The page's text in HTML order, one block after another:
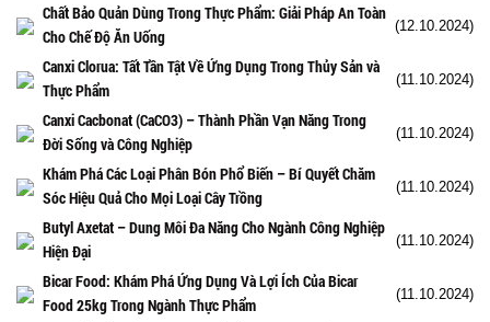
Chất Bảo Quản Dùng Trong Thực Phẩm: Giải Pháp An Toàn
Cho Chế Độ Ăn Uống
(12.10.2024)
Canxi Clorua: Tất Tần Tật Về Ứng Dụng Trong Thủy Sản và
Thực Phẩm
(11.10.2024)
Canxi Cacbonat (CaCO3) – Thành Phần Vạn Năng Trong
Đời Sống và Công Nghiệp
(11.10.2024)
Khám Phá Các Loại Phân Bón Phổ Biến – Bí Quyết Chăm
Sóc Hiệu Quả Cho Mọi Loại Cây Trồng
(11.10.2024)
Butyl Axetat – Dung Môi Đa Năng Cho Ngành Công Nghiệp
Hiện Đại
(11.10.2024)
Bicar Food: Khám Phá Ứng Dụng Và Lợi Ích Của Bicar
Food 25kg Trong Ngành Thực Phẩm
(11.10.2024)